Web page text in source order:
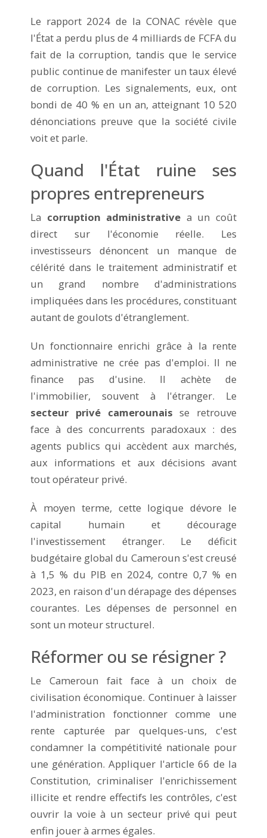
Le rapport 2024 de la CONAC révèle que
l'État a perdu plus de 4 milliards de FCFA du
fait de la corruption, tandis que le service
public continue de manifester un taux élevé
de corruption. Les signalements, eux, ont
bondi de 40 % en un an, atteignant 10 520
dénonciations preuve que la société civile
voit et parle.
Quand l'État ruine ses
propres entrepreneurs
La corruption administrative a un coût
direct sur l'économie réelle. Les
investisseurs dénoncent un manque de
célérité dans le traitement administratif et
un grand nombre d'administrations
impliquées dans les procédures, constituant
autant de goulots d'étranglement.
Un fonctionnaire enrichi grâce à la rente
administrative ne crée pas d'emploi. Il ne
finance pas d'usine. Il achète de
l'immobilier, souvent à l'étranger. Le
secteur privé camerounais se retrouve
face à des concurrents paradoxaux : des
agents publics qui accèdent aux marchés,
aux informations et aux décisions avant
tout opérateur privé.
À moyen terme, cette logique dévore le
capital humain et décourage
l'investissement étranger. Le déficit
budgétaire global du Cameroun s'est creusé
à 1,5 % du PIB en 2024, contre 0,7 % en
2023, en raison d'un dérapage des dépenses
courantes. Les dépenses de personnel en
sont un moteur structurel.
Réformer ou se résigner ?
Le Cameroun fait face à un choix de
civilisation économique. Continuer à laisser
l'administration fonctionner comme une
rente capturée par quelques-uns, c'est
condamner la compétitivité nationale pour
une génération. Appliquer l'article 66 de la
Constitution, criminaliser l'enrichissement
illicite et rendre effectifs les contrôles, c'est
ouvrir la voie à un secteur privé qui peut
enfin jouer à armes égales.